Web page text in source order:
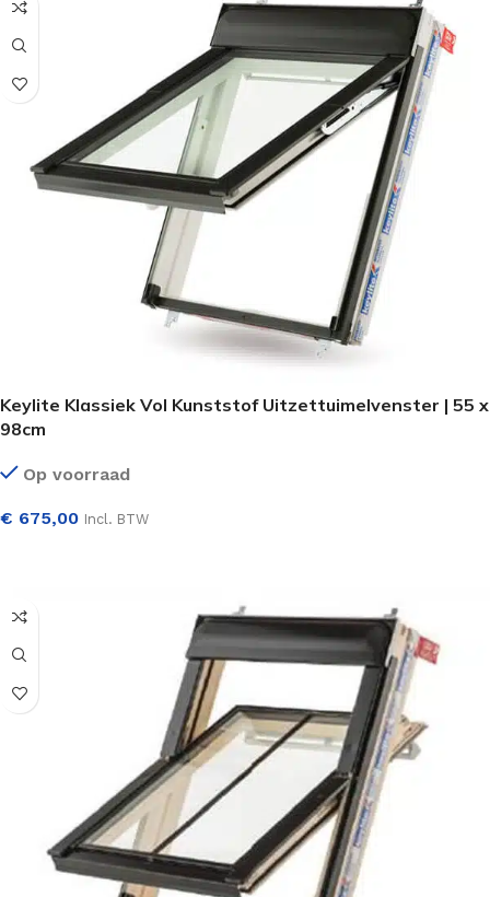
Keylite Klassiek Vol Kunststof Uitzettuimelvenster | 55 x
98cm
Op voorraad
€ 675,00 Incl. BTW